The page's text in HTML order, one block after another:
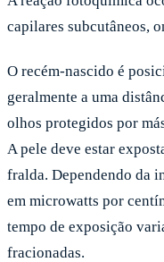
capilares subcutâneos,
O recém-nascido é
geralmente a uma
olhos protegidos por
A pele deve estar
fralda. Dependendo da
em microwatts por
tempo de exposição
fracionadas.